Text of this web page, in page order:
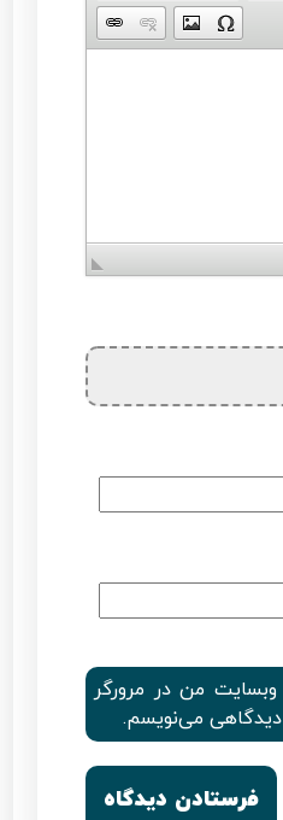
وبسایت من در مرورگر
دیدگاهی می‌نویسم.